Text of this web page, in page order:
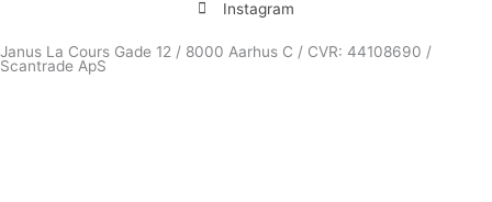
Instagram
Janus La Cours Gade 12 / 8000 Aarhus C / CVR: 44108690 /
Scantrade ApS